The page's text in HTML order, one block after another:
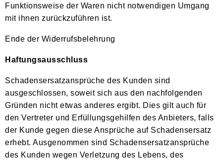
Funktionsweise der Waren nicht notwendigen Umgang
mit ihnen zurückzuführen ist.
Ende der Widerrufsbelehrung
Haftungsausschluss
Schadensersatzansprüche des Kunden sind
ausgeschlossen, soweit sich aus den nachfolgenden
Gründen nicht etwas anderes ergibt. Dies gilt auch für
den Vertreter und Erfüllungsgehilfen des Anbieters, falls
der Kunde gegen diese Ansprüche auf Schadensersatz
erhebt. Ausgenommen sind Schadensersatzansprüche
des Kunden wegen Verletzung des Lebens, des